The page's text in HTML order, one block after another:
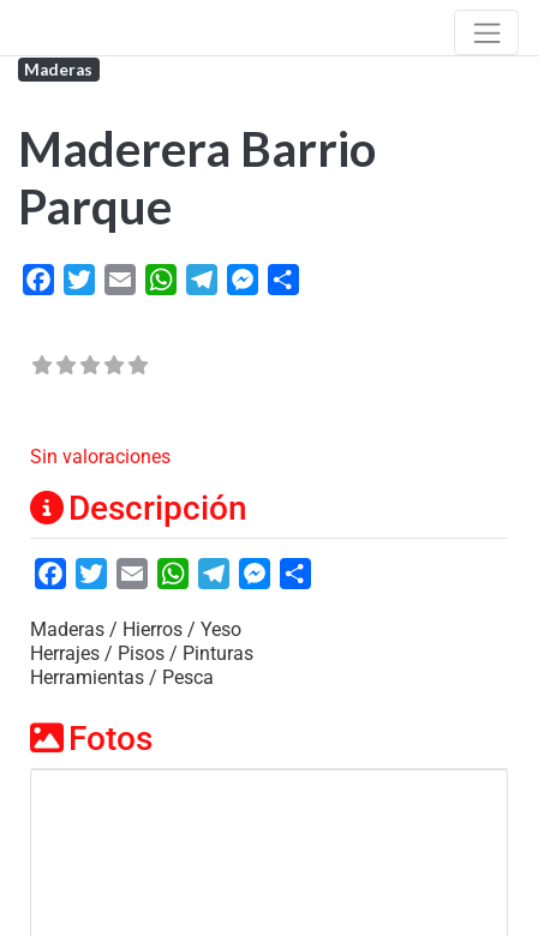
Maderas
Maderera Barrio
Parque
FacebookTwitterEmail WhatsAppTelegramMessenger
Sin valoraciones
Descripción
FacebookTwitterEmail WhatsAppTelegramMessenger
Maderas / Hierros / Yeso
Herrajes / Pisos / Pinturas
Herramientas / Pesca
Fotos